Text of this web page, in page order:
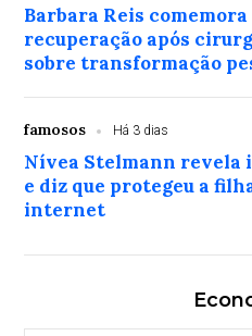
Barbara Reis comemora
recuperação após
sobre transformação
famosos Há 3 dias
Nívea Stelmann revela
e diz que protegeu a
internet